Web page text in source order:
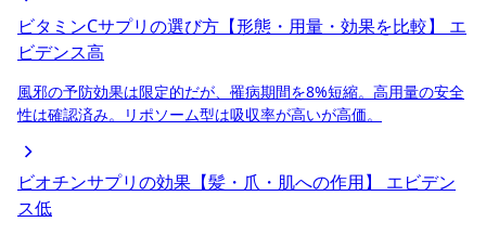
ビタミンCサプリの選び方【形態・用量・効果を比較】
エ
ビデンス高
風邪の予防効果は限定的だが、罹病期間を8%短縮。高用量の安全
性は確認済み。リポソーム型は吸収率が高いが高価。
ビオチンサプリの効果【髪・爪・肌への作用】
エビデン
ス低